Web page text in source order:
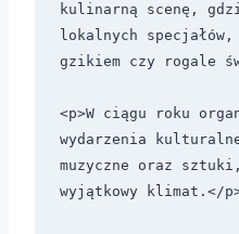
kulinarną scenę,
lokalnych
gzikiem czy rogale
<p>W ciągu roku
wydarzenia
muzyczne oraz
wyjątkowy klimat.</